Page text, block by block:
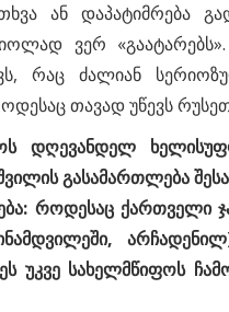
ან დაპატიმრება
ვერ
რაც ძალიან
თავად უწევს
დღევანდელ
გასამართლება
როდესაც ქართველი
უკვე სახელმწიფოს